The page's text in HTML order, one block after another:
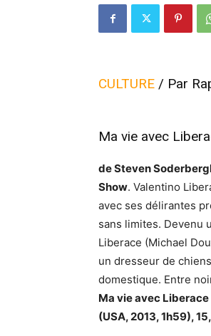
CULTURE / Par
Ma vie avec
de Steven
Show. Valentino
avec ses délirantes
sans limites. Devenu
Liberace (Michael
un dresseur de
domestique. Entre
Ma vie avec
(USA, 2013, 1h59),